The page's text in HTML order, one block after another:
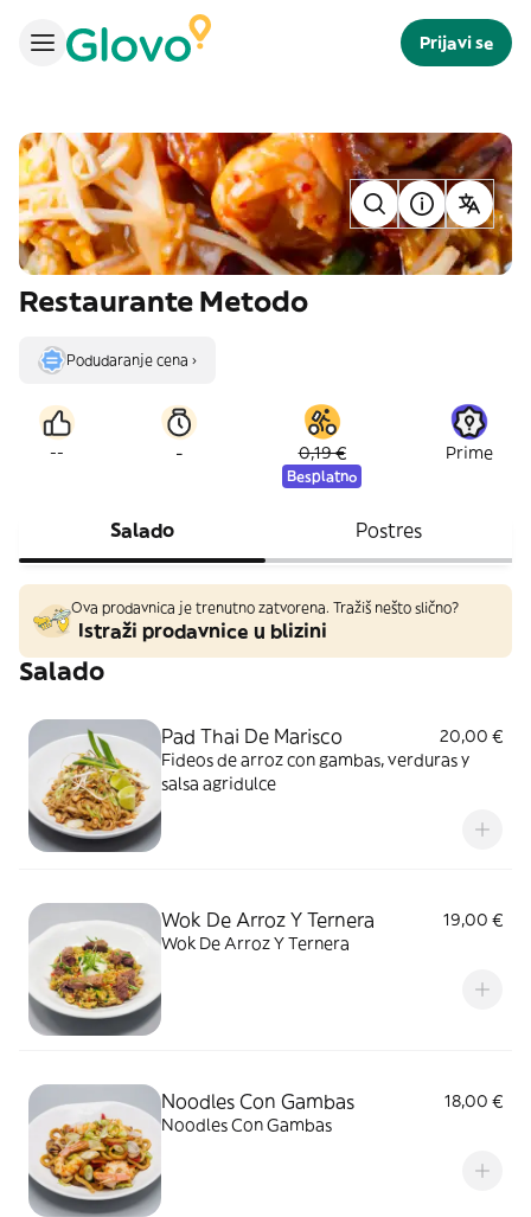
Prijavi se
Restaurante Metodo
Podudaranje cena ›
-- - 0,19 €
Besplatno
Prime
Salado Postres
Ova prodavnica je trenutno zatvorena. Tražiš nešto slično?
Istraži prodavnice u blizini
Salado
Pad Thai De Marisco
20,00 €
Fideos de arroz con gambas, verduras y
salsa agridulce
Wok De Arroz Y Ternera
19,00 €
Wok De Arroz Y Ternera
Noodles Con Gambas
18,00 €
Noodles Con Gambas